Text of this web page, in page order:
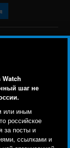
шаг не
или иным
российское
за посты и
ссылками и
Карта сайта
| New York,NY
посещает